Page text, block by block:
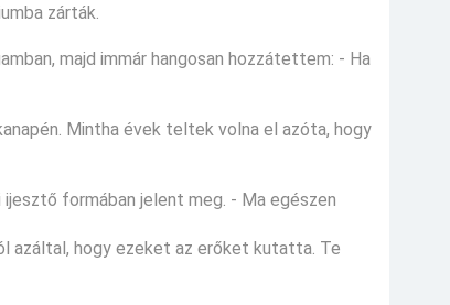
zárták.
majd immár hangosan hozzátettem: - Ha
Mintha évek teltek volna el azóta, hogy
formában jelent meg. - Ma egészen
azáltal, hogy ezeket az erőket kutatta. Te